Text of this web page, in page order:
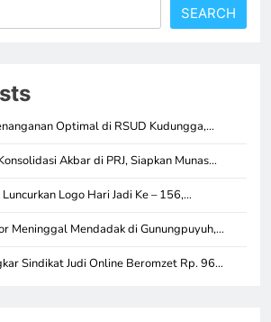
SEARCH
Optimal di RSUD Kudungga,…
Akbar di PRJ, Siapkan Munas…
Logo Hari Jadi Ke – 156,…
Meninggal Mendadak di Gunungpuyuh,…
Sindikat Judi Online Beromzet Rp. 96…